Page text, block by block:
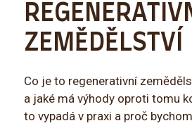
ZEMĚDĚLSTVÍ
Co je to regenerativní
a jaké má výhody oproti tomu
to vypadá v praxi a proč